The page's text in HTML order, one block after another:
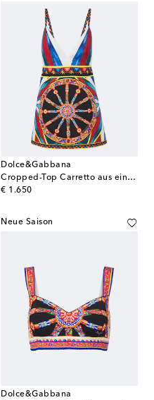
Dolce&Gabbana
Cropped-Top Carretto aus einem Seidengemisch
€ 1.650
original price
Neue Saison
Dolce&Gabbana